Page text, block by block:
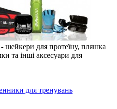
шейкери для протеїну, пляшка
та інші аксесуари для
для тренувань